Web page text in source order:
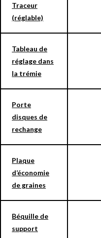
Traceur
(réglable)
Tableau de
réglage dans
la trémie
Porte
disques de
rechange
Plaque
d’économie
de graines
Béquille de
support